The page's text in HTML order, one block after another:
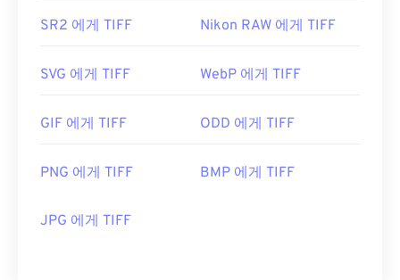
SR2 에게 TIFF Nikon RAW 에게 TIFF
SVG 에게 TIFF WebP 에게 TIFF
GIF 에게 TIFF ODD 에게 TIFF
PNG 에게 TIFF BMP 에게 TIFF
JPG 에게 TIFF